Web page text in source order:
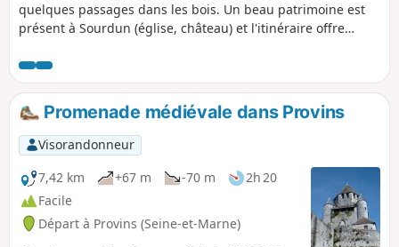
quelques passages dans les bois. Un beau patrimoine est
présent à Sourdun (église, château) et l'itinéraire offre
Collégiale Saint-Quiriace et la Tour César de Provins.
Promenade médiévale dans Provins
Visorandonneur
7,42 km
+67 m -70 m
2h 20
Facile
Départ à Provins (Seine-et-Marne)